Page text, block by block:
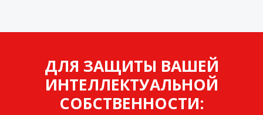
ДЛЯ ЗАЩИТЫ ВАШЕЙ
ИНТЕЛЛЕКТУАЛЬНОЙ
СОБСТВЕННОСТИ: